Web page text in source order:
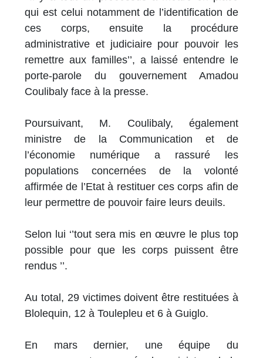
qui est celui notamment de l’identification de
ces corps, ensuite la procédure
administrative et judiciaire pour pouvoir les
remettre aux familles’’, a laissé entendre le
porte-parole du gouvernement Amadou
Coulibaly face à la presse.
Poursuivant, M. Coulibaly, également
ministre de la Communication et de
l’économie numérique a rassuré les
populations concernées de la volonté
affirmée de l’Etat à restituer ces corps afin de
leur permettre de pouvoir faire leurs deuils.
Selon lui ‘’tout sera mis en œuvre le plus top
possible pour que les corps puissent être
rendus ’’.
Au total, 29 victimes doivent être restituées à
Blolequin, 12 à Toulepleu et 6 à Guiglo.
En mars dernier, une équipe du